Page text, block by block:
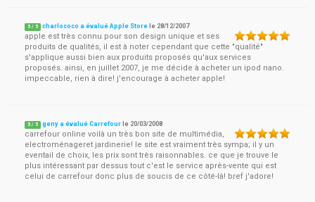
5 / 5 charlococo a évalué Apple Store le 28/12/2007
apple est très connu pour son design unique et ses
produits de qualités, il est à noter cependant que cette "qualité"
s'applique aussi bien aux produits proposés qu'aux services
proposés. ainsi, en juillet 2007, je me décide à acheter un ipod nano.
impeccable, rien à dire! j'encourage à acheter apple!
5 / 5 geny a évalué Carrefour le 20/03/2008
carrefour online voilà un très bon site de multimédia,
electroménageret jardinerie! le site est vraiment très sympa; il y un
eventail de choix, les prix sont très raisonnables. ce que je trouve le
plus intéressant par dessus tout c'est le service après-vente qui est
celui de carrefour donc plus de soucis de ce côté-là! bref j'adore!